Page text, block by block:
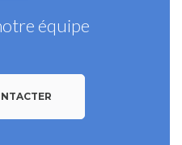
équipe